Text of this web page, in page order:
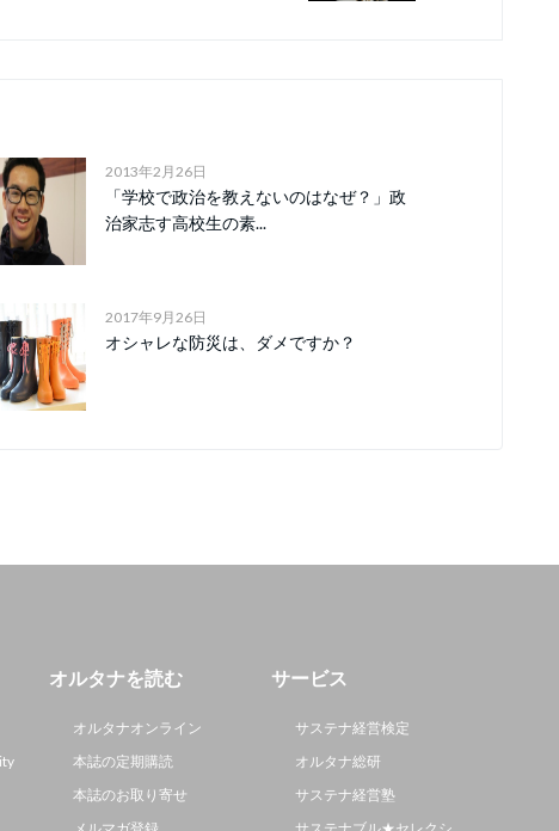
2013年2月26日
「学校で政治を教えないのはなぜ？」政
治家志す高校生の素...
2017年9月26日
オシャレな防災は、ダメですか？
オルタナを読む
オルタナオンライン
本誌の定期購読
本誌のお取り寄せ
サービス
サステナ経営検定
オルタナ総研
サステナ経営塾